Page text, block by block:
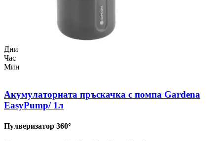
Дни
Час
Мин
Акумулаторната пръскачка с помпа Gardena
EasyPump/ 1л
Пулверизатор 360°